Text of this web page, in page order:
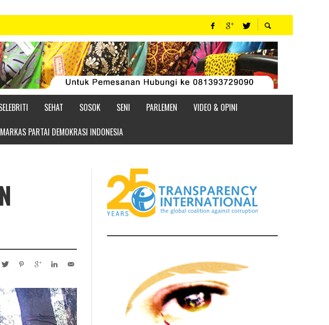
SEHAT SOSOK SENI PARLEMEN VIDEO & OPINI
PARTAI DEMOKRASI INDONESIA